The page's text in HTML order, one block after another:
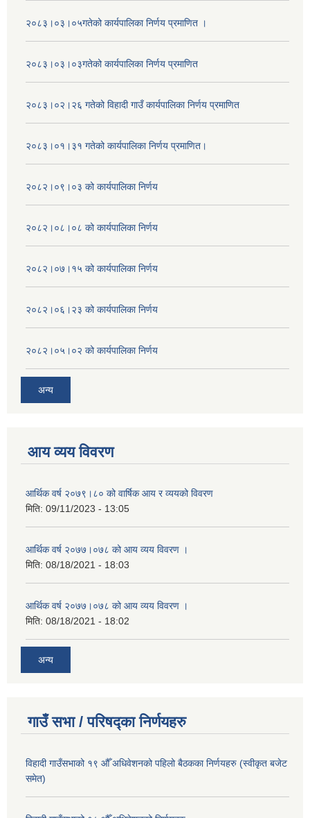
२०८३।०३।०५गतेको कार्यपालिका निर्णय प्रमाणित ।
२०८३।०३।०३गतेको कार्यपालिका निर्णय प्रमाणित
२०८३।०२।२६ गतेको विहादी गाउँ कार्यपालिका निर्णय प्रमाणित
२०८३।०१।३१ गतेको कार्यपालिका निर्णय प्रमाणित।
२०८२।०९।०३ को कार्यपालिका निर्णय
२०८२।०८।०८ को कार्यपालिका निर्णय
२०८२।०७।१५ को कार्यपालिका निर्णय
२०८२।०६।२३ को कार्यपालिका निर्णय
२०८२।०५।०२ को कार्यपालिका निर्णय
अन्य
आय व्यय विवरण
आर्थिक वर्ष २०७९।८० को वार्षिक आय र व्ययको विवरण
मिति: 09/11/2023 - 13:05
आर्थिक वर्ष २०७७।०७८ को आय व्यय विवरण ।
मिति: 08/18/2021 - 18:03
आर्थिक वर्ष २०७७।०७८ को आय व्यय विवरण ।
मिति: 08/18/2021 - 18:02
अन्य
गाउँ सभा / परिषद्का निर्णयहरु
विहादी गाउँसभाको १९ औँ अधिवेशनको पहिलो बैठकका निर्णयहरु (स्वीकृत बजेट
समेत)